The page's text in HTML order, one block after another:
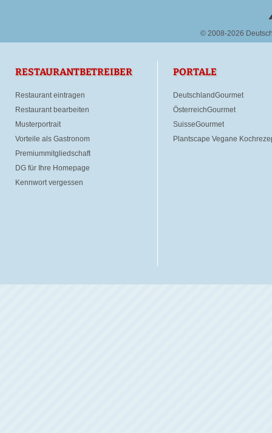
© 2008-2026
RESTAURANTBETREIBER
Restaurant eintragen
Restaurant bearbeiten
Musterportrait
Vorteile als Gastronom
Premiummitgliedschaft
DG für Ihre Homepage
Kennwort vergessen
PORTALE
DeutschlandGourmet
ÖsterreichGourmet
SuisseGourmet
Plantscape Vegane